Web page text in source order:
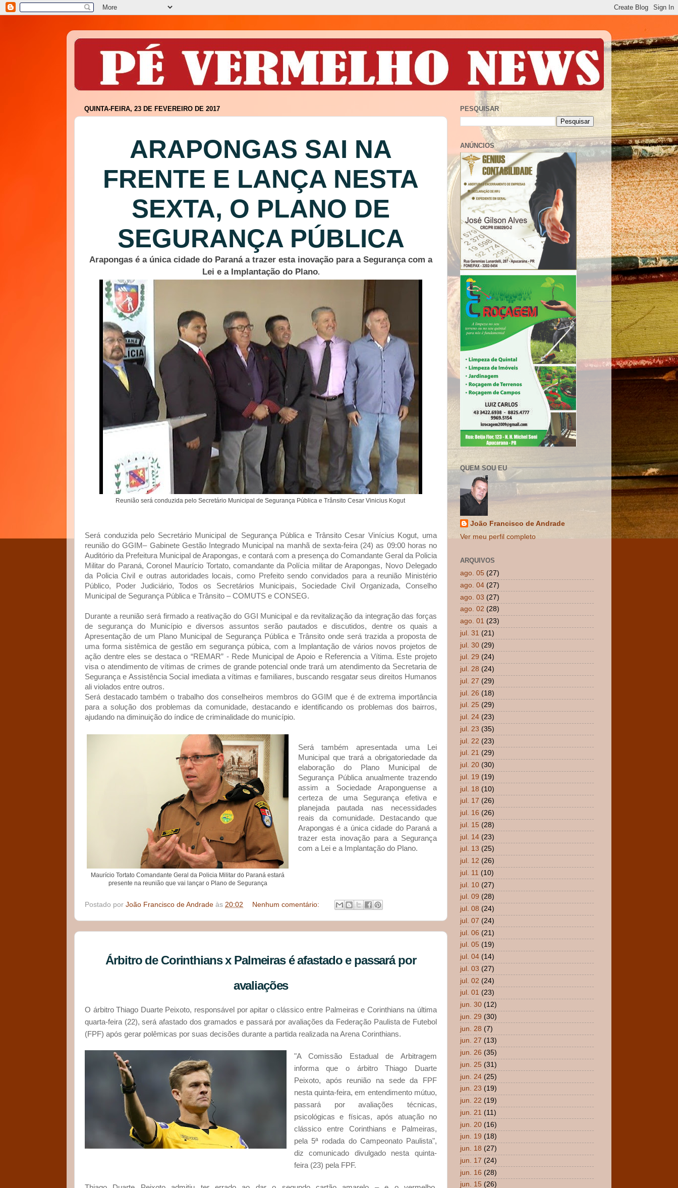
QUINTA-FEIRA, 23 DE FEVEREIRO DE 2017
ARAPONGAS SAI NA
FRENTE E LANÇA NESTA
SEXTA, O PLANO DE
SEGURANÇA PÚBLICA
Arapongas é a única cidade do Paraná a trazer esta inovação para a Segurança com a
Lei e a Implantação do Plano.
Reunião será conduzida pelo Secretário Municipal de Segurança Pública e Trânsito Cesar Vinicius Kogut
Será conduzida pelo Secretário Municipal de Segurança Pública e Trânsito Cesar Vinícius Kogut, uma
reunião do GGIM– Gabinete Gestão Integrado Municipal na manhã de sexta-feira (24) as 09:00 horas no
Auditório da Prefeitura Municipal de Arapongas, e contará com a presença do Comandante Geral da Policia
Militar do Paraná, Coronel Maurício Tortato, comandante da Polícia militar de Arapongas, Novo Delegado
da Policia Civil e outras autoridades locais, como Prefeito sendo convidados para a reunião Ministério
Público, Poder Judiciário, Todos os Secretários Municipais, Sociedade Civil Organizada, Conselho
Municipal de Segurança Pública e Trânsito – COMUTS e CONSEG.
Durante a reunião será firmado a reativação do GGI Municipal e da revitalização da integração das forças
de segurança do Município e diversos assuntos serão pautados e discutidos, dentre os quais a
Apresentação de um Plano Municipal de Segurança Pública e Trânsito onde será trazida a proposta de
uma forma sistêmica de gestão em segurança púbica, com a Implantação de vários novos projetos de
ação dentre eles se destaca o “REMAR” - Rede Municipal de Apoio e Referencia a Vítima. Este projeto
visa o atendimento de vítimas de crimes de grande potencial onde trará um atendimento da Secretaria de
Segurança e Assistência Social imediata a vítimas e familiares, buscando resgatar seus direitos Humanos
ali violados entre outros.
Será destacado também o trabalho dos conselheiros membros do GGIM que é de extrema importância
para a solução dos problemas da comunidade, destacando e identificando os problemas dos bairros,
ajudando na diminuição do índice de criminalidade do município.
Maurício Tortato Comandante Geral da Policia Militar do Paraná estará
presente na reunião que vai lançar o Plano de Segurança
Será também apresentada uma Lei
Municipal que trará a obrigatoriedade da
elaboração do Plano Municipal de
Segurança Pública anualmente trazendo
assim a Sociedade Araponguense a
certeza de uma Segurança efetiva e
planejada pautada nas necessidades
reais da comunidade. Destacando que
Arapongas é a única cidade do Paraná a
trazer esta inovação para a Segurança
com a Lei e a Implantação do Plano.
Postado por João Francisco de Andrade às 20:02 Nenhum comentário:
Árbitro de Corinthians x Palmeiras é afastado e passará por
avaliações
O árbitro Thiago Duarte Peixoto, responsável por apitar o clássico entre Palmeiras e Corinthians na última
quarta-feira (22), será afastado dos gramados e passará por avaliações da Federação Paulista de Futebol
(FPF) após gerar polêmicas por suas decisões durante a partida realizada na Arena Corinthians.
"A Comissão Estadual de Arbitragem
informa que o árbitro Thiago Duarte
Peixoto, após reunião na sede da FPF
nesta quinta-feira, em entendimento mútuo,
passará por avaliações técnicas,
psicológicas e físicas, após atuação no
clássico entre Corinthians e Palmeiras,
pela 5ª rodada do Campeonato Paulista",
diz comunicado divulgado nesta quinta-
feira (23) pela FPF.
PESQUISAR
ANÚNCIOS
QUEM SOU EU
João Francisco de Andrade
Ver meu perfil completo
ARQUIVOS
ago. 05 (27)
ago. 04 (27)
ago. 03 (27)
ago. 02 (28)
ago. 01 (23)
jul. 31 (21)
jul. 30 (29)
jul. 29 (24)
jul. 28 (24)
jul. 27 (29)
jul. 26 (18)
jul. 25 (29)
jul. 24 (23)
jul. 23 (35)
jul. 22 (23)
jul. 21 (29)
jul. 20 (30)
jul. 19 (19)
jul. 18 (10)
jul. 17 (26)
jul. 16 (26)
jul. 15 (28)
jul. 14 (23)
jul. 13 (25)
jul. 12 (26)
jul. 11 (10)
jul. 10 (27)
jul. 09 (28)
jul. 08 (24)
jul. 07 (24)
jul. 06 (21)
jul. 05 (19)
jul. 04 (14)
jul. 03 (27)
jul. 02 (24)
jul. 01 (23)
jun. 30 (12)
jun. 29 (30)
jun. 28 (7)
jun. 27 (13)
jun. 26 (35)
jun. 25 (31)
jun. 24 (25)
jun. 23 (19)
jun. 22 (19)
jun. 21 (11)
jun. 20 (16)
jun. 19 (18)
jun. 18 (27)
jun. 17 (24)
jun. 16 (28)
jun. 15 (26)